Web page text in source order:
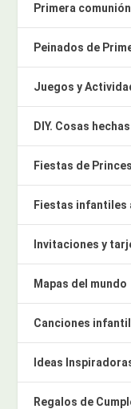
Primera comunión
Peinados de
Juegos y
DIY. Cosas
Fiestas de
Fiestas infantiles
Invitaciones y
Mapas del mundo
Canciones
Ideas
Regalos de